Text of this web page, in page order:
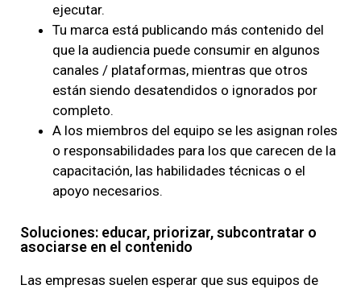
ejecutar.
Tu marca está publicando más contenido del
que la audiencia puede consumir en algunos
canales / plataformas, mientras que otros
están siendo desatendidos o ignorados por
completo.
A los miembros del equipo se les asignan roles
o responsabilidades para los que carecen de la
capacitación, las habilidades técnicas o el
apoyo necesarios.
Soluciones: educar, priorizar, subcontratar o
asociarse en el contenido
Las empresas suelen esperar que sus equipos de